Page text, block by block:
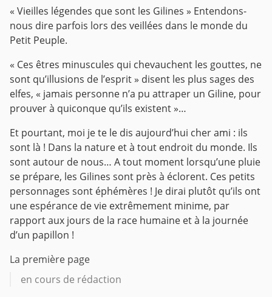
« Vieilles légendes que sont les Gilines » Entendons-
nous dire parfois lors des veillées dans le monde du
Petit Peuple.
« Ces êtres minuscules qui chevauchent les gouttes, ne
sont qu’illusions de l’esprit » disent les plus sages des
elfes, « jamais personne n’a pu attraper un Giline, pour
prouver à quiconque qu’ils existent »…
Et pourtant, moi je te le dis aujourd’hui cher ami : ils
sont là ! Dans la nature et à tout endroit du monde. Ils
sont autour de nous… A tout moment lorsqu’une pluie
se prépare, les Gilines sont près à éclorent. Ces petits
personnages sont éphémères ! Je dirai plutôt qu’ils ont
une espérance de vie extrêmement minime, par
rapport aux jours de la race humaine et à la journée
d’un papillon !
La première page
en cours de rédaction